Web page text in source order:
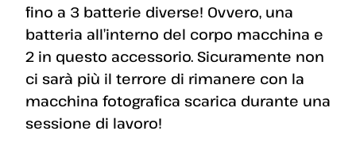
fino a 3 batterie diverse! Ovvero, una
batteria all’interno del corpo macchina e
2 in questo accessorio. Sicuramente non
ci sarà più il terrore di rimanere con la
macchina fotografica scarica durante una
sessione di lavoro!